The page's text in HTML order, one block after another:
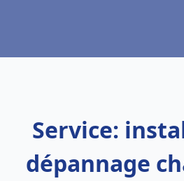
Service:
dépannage